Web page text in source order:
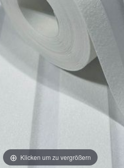
Klicken um zu vergrößern